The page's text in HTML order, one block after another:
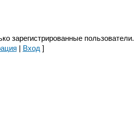
зарегистрированные пользователи.
Вход ]